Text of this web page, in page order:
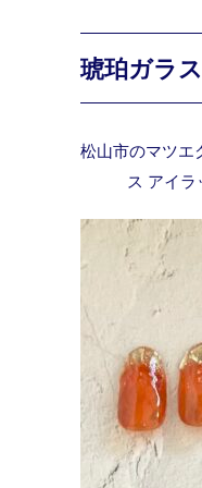
琥珀ガラ
松山市のマツエ
ス アイラ